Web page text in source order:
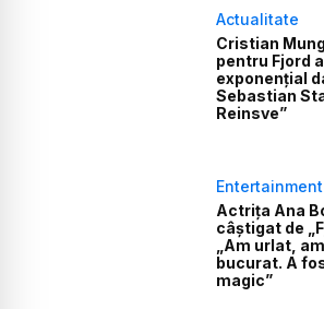
Actualitate
Cristian
pentru Fjord
exponențial
Sebastian
Reinsve”
Entertainment
Actrița Ana
câștigat de
„Am urlat,
bucurat. A
magic”